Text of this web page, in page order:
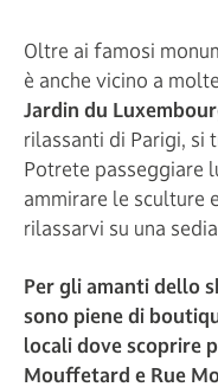
Oltre ai famosi
è anche vicino a
Jardin du
rilassanti di Parigi, si
Potrete passeggiare
ammirare le sculture
rilassarvi su una
Per gli amanti dello
sono piene di
locali dove scoprire
Mouffetard e Rue